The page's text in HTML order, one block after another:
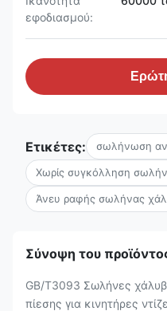
εφοδιασμού:
Ετικέτες: σωλήνωση
Χωρίς συγκόλληση
Άνευ ραφής σωλήνας
Σύνοψη του
GB/T3093 Σωλήνες
πίεσης για κινητήρες